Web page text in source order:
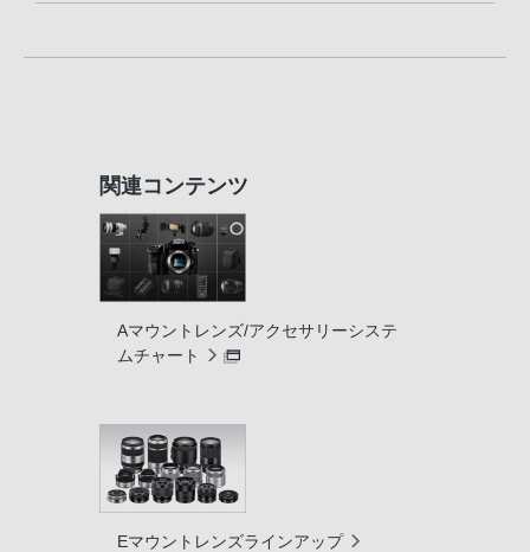
関連コンテンツ
Aマウントレンズ/アクセサリーシステ
ムチャート
Eマウントレンズラインアップ